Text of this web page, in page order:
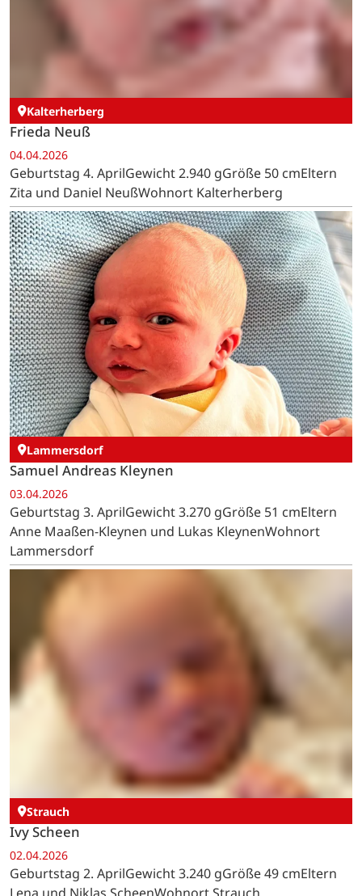
Witzerath
07.04.2026
Geburtstag 7. AprilGewicht 3.680 gGröße 52 cmEltern
Andrea und Stephan HennWohnort Witzerath
Kalterherberg
Frieda Neuß
04.04.2026
Geburtstag 4. AprilGewicht 2.940 gGröße 50 cmEltern
Zita und Daniel NeußWohnort Kalterherberg
Lammersdorf
Samuel Andreas Kleynen